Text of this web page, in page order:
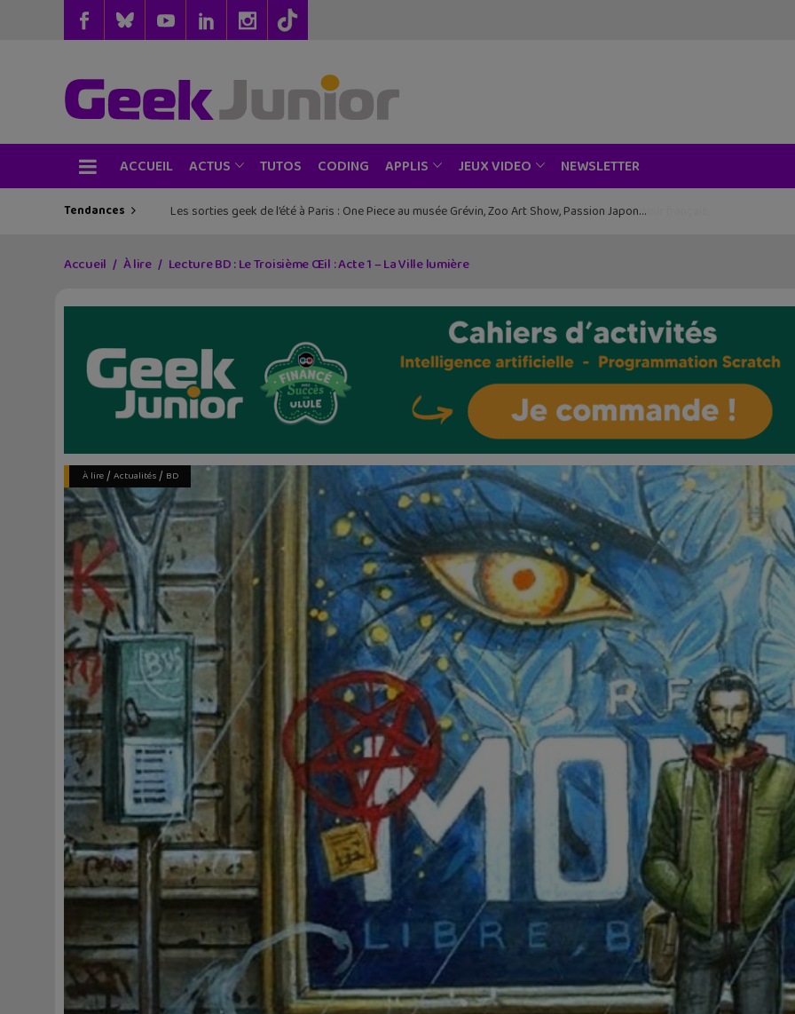
ACCUEIL ACTUS TUTOS CODING APPLIS JEUX VIDEO NEWSLETTER
Tendances Les sorties geek de l’été à Paris : One Piece au musée Grévin, Zoo Art Show, Passion Japon…
Accueil À lire Lecture BD : Le Troisième Œil : Acte 1 – La Ville lumière
À lire/ Actualités/ BD